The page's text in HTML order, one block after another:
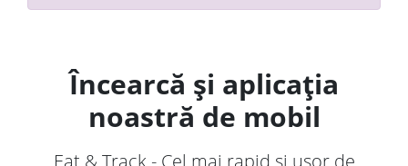
Încearcă și aplicația
noastră de mobil
Eat & Track - Cel mai rapid și ușor de